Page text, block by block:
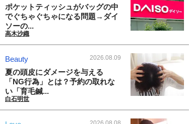
ポケットティッシュがバッグの中
でぐちゃぐちゃになる問題→ダイ
ソーの...
高木沙織
Beauty 2026.08.09
夏の頭皮にダメージを与える
「NG行為」とは？予約の取れな
い「育毛鍼...
白石明世